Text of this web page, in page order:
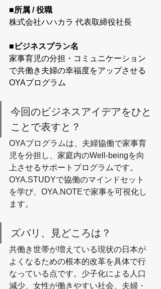
■所属 / 役職
株式会社ハハカラ 代表取締役社長
■ビジネスプラン名
家事育児の分担・コミュニケーション
で共働き夫婦の幸福度をアップさせる
OYAプログラム
今回のビジネスアイデアをひと
ことで表すと？
OYAプログラムは、夫婦協働で家事育
児を分担し、家庭内のWell-beingを向
上させるサポートプログラムです。
OYA.STUDYで協働のマインドセット
を学び、OYA.NOTEで家事を可視化し
ます。
ズバリ、見どころは？
共働き世帯が増えている現状の日本が
よくなるための根本的改革を具体で行
なっている点です。少子化による人口
減少、女性が働きやすい社会、夫婦・